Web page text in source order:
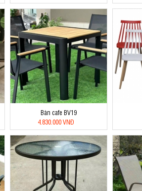
Bàn cafe BV19
4.830.000 VNĐ